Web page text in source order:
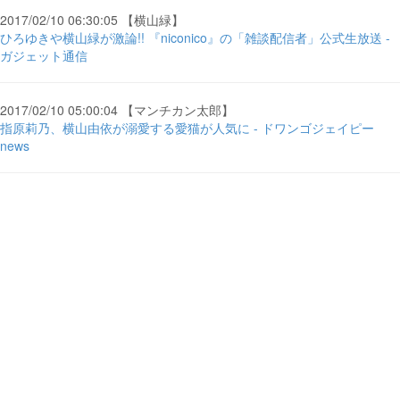
2017/02/10 06:30:05 【横山緑】
ひろゆきや横山緑が激論!! 『niconico』の「雑談配信者」公式生放送 -
ガジェット通信
2017/02/10 05:00:04 【マンチカン太郎】
指原莉乃、横山由依が溺愛する愛猫が人気に - ドワンゴジェイピー
news